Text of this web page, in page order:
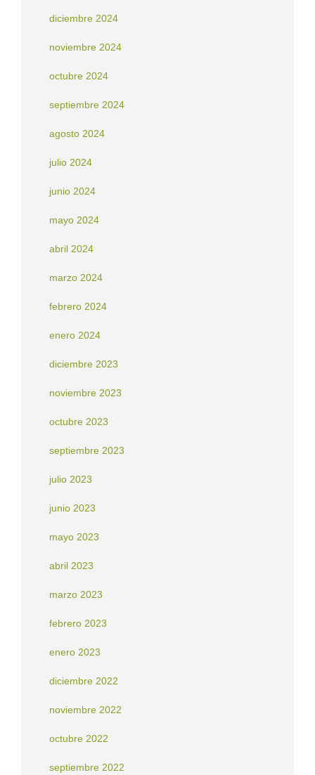
diciembre 2024
noviembre 2024
octubre 2024
septiembre 2024
agosto 2024
julio 2024
junio 2024
mayo 2024
abril 2024
marzo 2024
febrero 2024
enero 2024
diciembre 2023
noviembre 2023
octubre 2023
septiembre 2023
julio 2023
junio 2023
mayo 2023
abril 2023
marzo 2023
febrero 2023
enero 2023
diciembre 2022
noviembre 2022
octubre 2022
septiembre 2022